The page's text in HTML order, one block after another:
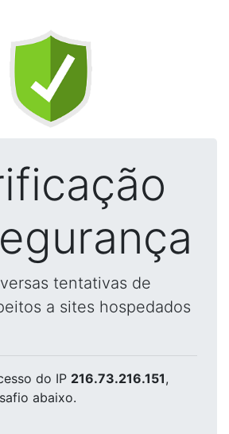
tentativas de
a sites hospedados
do IP 216.73.216.151,
abaixo.